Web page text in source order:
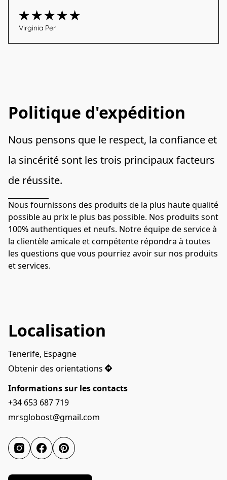
Virginia Per
Politique d'expédition
Nous pensons que le respect, la confiance et
la sincérité sont les trois principaux facteurs
de réussite.
Nous fournissons des produits de la plus haute qualité
possible au prix le plus bas possible. Nos produits sont
100% authentiques et neufs. Notre équipe de service à
la clientèle amicale et compétente répondra à toutes
les questions que vous pourriez avoir sur nos produits
et services.
Localisation
Tenerife, Espagne
Obtenir des orientations
Informations sur les contacts
+34 653 687 719
mrsglobost@gmail.com